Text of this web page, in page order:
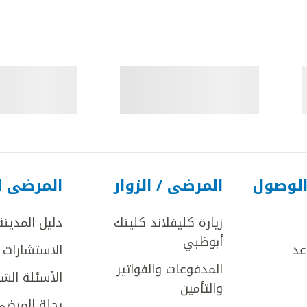
المرضى / الزوار
زيارة كليفلاند كلينك
أبوظبي
المدفوعات والفواتير
والتأمين
المرضى
دليل
الاستشارات
الأسئلة